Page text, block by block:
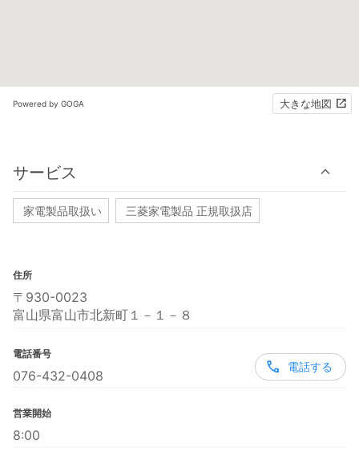
Powered by GOGA 大きな地図
サービス
家電製品取扱い 三菱家電製品 正規取扱店
住所
〒930-0023
富山県富山市北新町１－１－８
電話番号
076-432-0408
電話する
営業開始
8:00